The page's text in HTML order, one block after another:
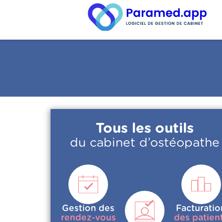
Tous les outils
du cabinet d’ostéopathe
Gestion des
rendez-vous
des